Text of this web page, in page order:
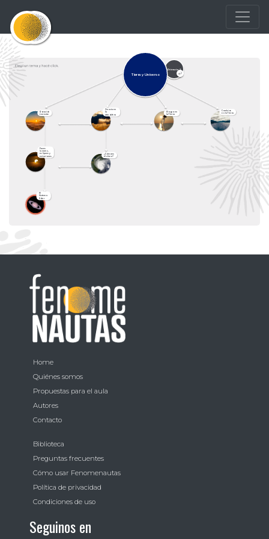
Primaria 2
Tierra y Universo
Rotación
terrestre
Ciencia en
la
atmósfera
El agua en
la Tierra
Cambios
en la Tierra
Fases
lunares,
eclipses y
estaciones
¿Cómo es
el clima?
Sistema
Solar
Home
Quiénes somos
Propuestas para el aula
Autores
Contacto
Biblioteca
Preguntas frecuentes
Cómo usar Fenomenautas
Política de privacidad
Condiciones de uso
Seguinos en